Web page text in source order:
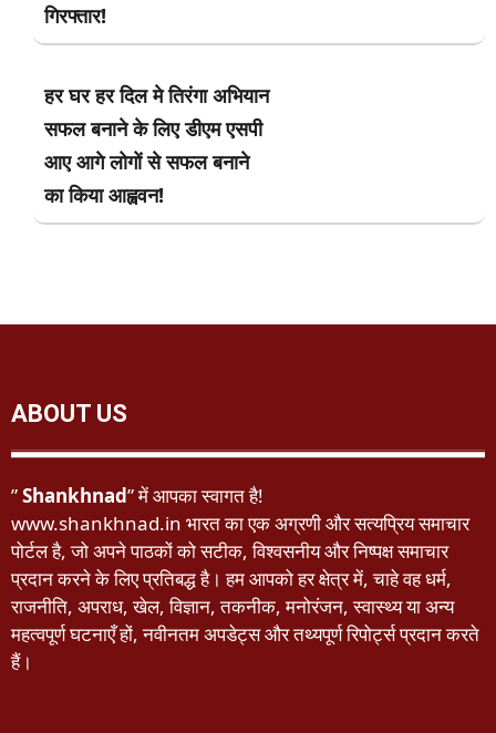
गिरफ्तार!
हर घर हर दिल मे तिरंगा अभियान
सफल बनाने के लिए डीएम एसपी
आए आगे लोगों से सफल बनाने
का किया आह्ववन!
ABOUT US
”Shankhnad” में आपका स्वागत है!
www.shankhnad.in भारत का एक अग्रणी और सत्यप्रिय समाचार
पोर्टल है, जो अपने पाठकों को सटीक, विश्वसनीय और निष्पक्ष समाचार
प्रदान करने के लिए प्रतिबद्ध है। हम आपको हर क्षेत्र में, चाहे वह धर्म,
राजनीति, अपराध, खेल, विज्ञान, तकनीक, मनोरंजन, स्वास्थ्य या अन्य
महत्वपूर्ण घटनाएँ हों, नवीनतम अपडेट्स और तथ्यपूर्ण रिपोर्ट्स प्रदान करते
हैं।